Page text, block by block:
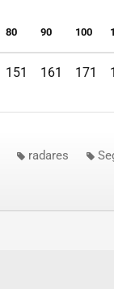
80 90 100
151 161 171
radares